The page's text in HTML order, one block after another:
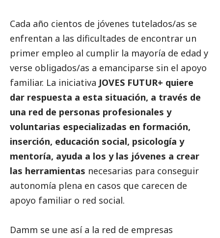
Cada año cientos de jóvenes tutelados/as se
enfrentan a las dificultades de encontrar un
primer empleo al cumplir la mayoría de edad y
verse obligados/as a emanciparse sin el apoyo
familiar. La iniciativa JOVES FUTUR+ quiere
dar respuesta a esta situación, a través de
una red de personas profesionales y
voluntarias especializadas en formación,
inserción, educación social, psicología y
mentoría, ayuda a los y las jóvenes a crear
las herramientas necesarias para conseguir
autonomía plena en casos que carecen de
apoyo familiar o red social.
Damm se une así a la red de empresas